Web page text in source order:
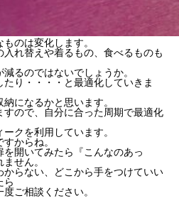
のは変化します。
れ替えや着るもの、食べるものも
るのではないでしょうか。
り・・・・と最適化していきま
になるかと思います。
すので、自分に合った周期で最適化
クを利用しています。
からね。
開いてみたら『こんなのあっ
せん。
からない、どこから手をつけていい
ら
ご相談ください。